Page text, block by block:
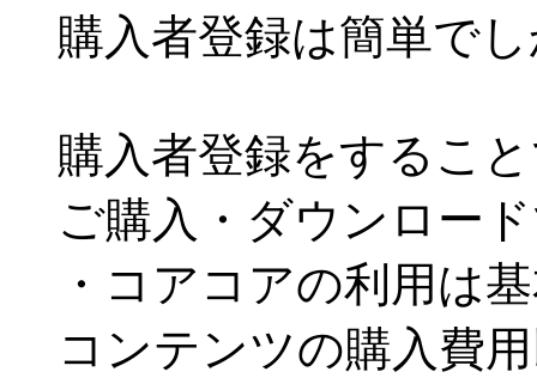
購入者登録は簡単で
購入者登録をするこ
ご購入・ダウンロー
・コアコアの利用は
コンテンツの購入費